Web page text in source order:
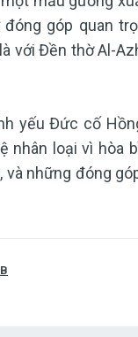
đóng góp quan
với Đền thờ Al-
yếu Đức cố
nhân loại vì hòa
những đóng